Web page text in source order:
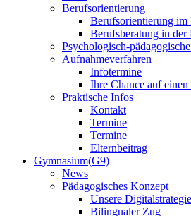
Berufsorientierung
Berufsorientierung
Berufsberatung in der
Psychologisch-
Aufnahmeverfahren
Infotermine
Ihre Chance auf
Praktische Infos
Kontakt
Termine
Termine
Elternbeitrag
Gymnasium(G9)
News
Pädagogisches Konzept
Unsere Digitalstrategie
Bilingualer Zug